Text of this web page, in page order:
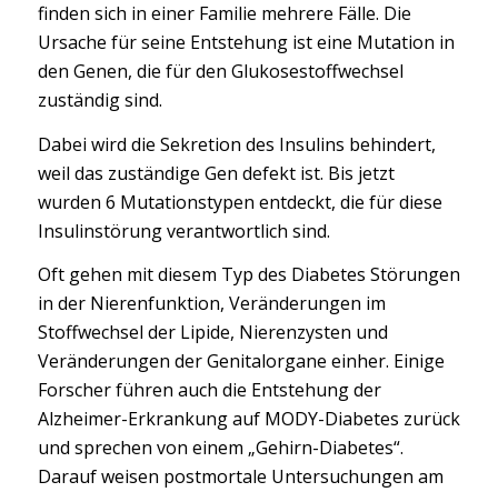
finden sich in einer Familie mehrere Fälle. Die
Ursache für seine Entstehung ist eine Mutation in
den Genen, die für den Glukosestoffwechsel
zuständig sind.
Dabei wird die Sekretion des Insulins behindert,
weil das zuständige Gen defekt ist. Bis jetzt
wurden 6 Mutationstypen entdeckt, die für diese
Insulinstörung verantwortlich sind.
Oft gehen mit diesem Typ des Diabetes Störungen
in der Nierenfunktion, Veränderungen im
Stoffwechsel der Lipide, Nierenzysten und
Veränderungen der Genitalorgane einher. Einige
Forscher führen auch die Entstehung der
Alzheimer-Erkrankung auf MODY-Diabetes zurück
und sprechen von einem „Gehirn-Diabetes“.
Darauf weisen postmortale Untersuchungen am